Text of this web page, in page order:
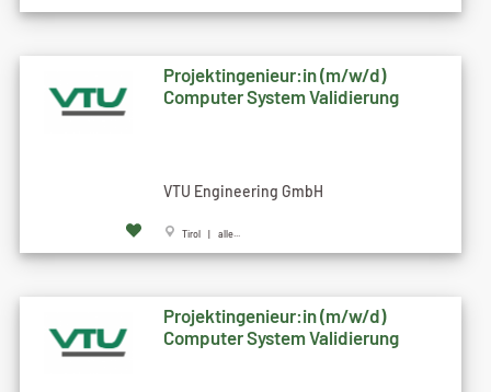
Projektingenieur:in (m/w/d)
Computer System Validierung
VTU Engineering GmbH
Tirol | alle...
Projektingenieur:in (m/w/d)
Computer System Validierung